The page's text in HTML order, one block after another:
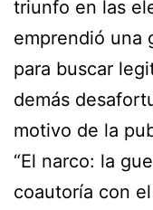
triunfo en las
emprendió una
para buscar
demás
motivo de la
“El narco: la
coautoría con